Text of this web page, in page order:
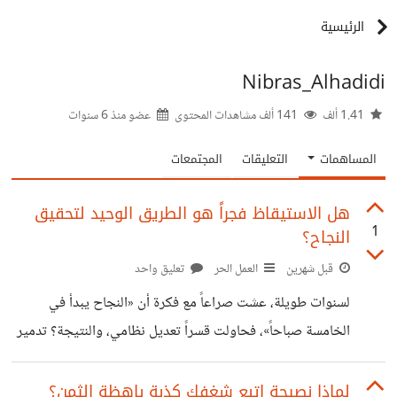
الرئيسية
Nibras_Alhadidi
عضو منذ6 سنوات
المساهمات التعليقات المجتمعات
1
هل الاستيقاظ فجراً هو الطريق الوحيد لتحقيق
النجاح؟
قبل شهرين العمل الحر تعليق واحد
لسنوات طويلة، عشت صراعاً مع فكرة أن «النجاح يبدأ في
الخامسة صباحاً»، فحاولت قسراً تعديل نظامي، والنتيجة؟ تدمير
كامل لإنتاجيتي! لكن حين بدأت أعمل بنظام ليلي حتى اليوم،
وجدت ذروة تركيزي وإبداعي تتماشى معه (على الأقل هذه